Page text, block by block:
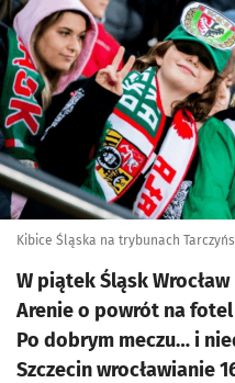
Kibice Śląska na trybunach
W piątek Śląsk
Arenie o powrót na fotel
Po dobrym meczu… i
Szczecin wrocławianie